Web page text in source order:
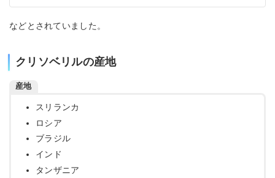
などとされていました。
クリソベリルの産地
産地
スリランカ
ロシア
ブラジル
インド
タンザニア